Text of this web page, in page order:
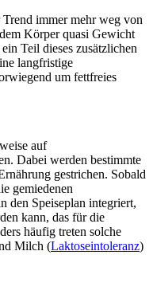
immer mehr weg von
Körper quasi Gewicht
Teil dieses zusätzlichen
langfristige
um fettfreies
auf
Dabei werden bestimmte
gestrichen. Sobald
gemiedenen
den Speiseplan integriert,
kann, das für die
häufig treten solche
Milch (Laktoseintoleranz)